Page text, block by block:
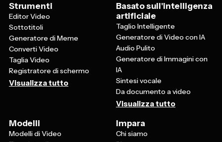
Strumenti
Editor Video
Sottotitoli
Generatore di Meme
Converti Video
Taglia Video
Registratore di schermo
Visualizza tutto
Basato sull'intelligenza
artificiale
Taglio Intelligente
Generatore di Video con IA
Audio Pulito
Generatore di Immagini con
IA
Sintesi vocale
Da documento a video
Visualizza tutto
Modelli
Modelli di Video
Impara
Chi siamo